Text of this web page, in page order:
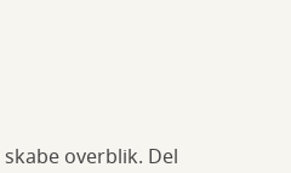
overblik. Del